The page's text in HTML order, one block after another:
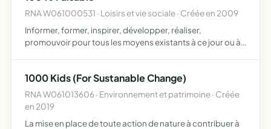
RNA W061000531 · Loisirs et vie sociale · Créée en 2009
Informer, former, inspirer, développer, réaliser,
promouvoir pour tous les moyens existants à ce jour ou à
individus …
1000 Kids (For Sustanable Change)
RNA W061013606 · Environnement et patrimoine · Créée
en 2019
La mise en place de toute action de nature à contribuer à